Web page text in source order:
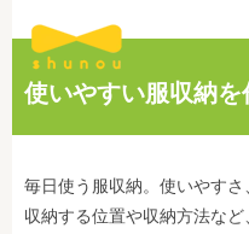
使いやすい服収納
毎日使う服収納。使いやすさ
収納する位置や収納方法な